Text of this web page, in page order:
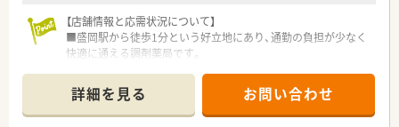
【店舗情報と応需状況について】
■盛岡駅から徒歩1分という好立地にあり、通勤の負担が少なく
快適に通える調剤薬局です。
メインで応需しております。
■常勤3名と非常勤2名の薬剤師が在籍し、協力体制が整ってい
るため安心して働ける環境です。
詳細を見る お問い合わせ